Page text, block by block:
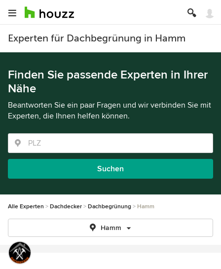
Experten für Dachbegrünung in Hamm
Finden Sie passende Experten in Ihrer
Nähe
Beantworten Sie ein paar Fragen und wir verbinden Sie mit
Experten, die Ihnen helfen können.
Suchen
Alle Experten Dachdecker Dachbegrünung Hamm
Hamm